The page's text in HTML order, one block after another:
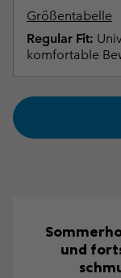
Größentabelle
Regular Fit:
komfortable
und